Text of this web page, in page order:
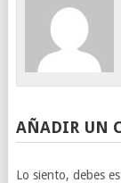
AÑADIR UN
Lo siento, debes